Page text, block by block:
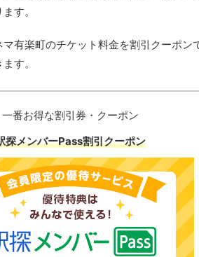
す。
マ有楽町のチケット料金を割引クーポン
す。
一番お得な割引券・クーポン
探メンバーPass割引クーポン